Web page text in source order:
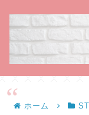
ホーム